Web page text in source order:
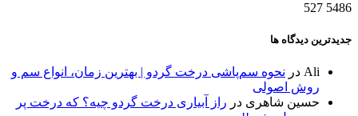
5486
527
جدیدترین دیدگاه ها
Ali در نحوه سم‌پاشی درخت گردو | بهترین زمان، انواع سم و
روش اصولی
حسین شاهری در راز آبیاری درخت گردو چیه؟ که درخت پر